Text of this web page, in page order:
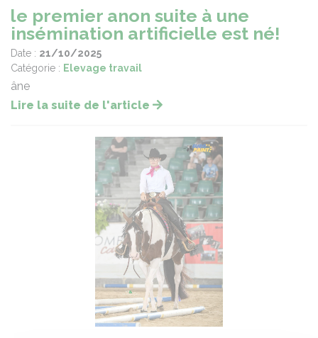
le premier anon suite à une
insémination artificielle est né!
Date : 21/10/2025
Catégorie : Elevage travail
âne
Lire la suite de l'article